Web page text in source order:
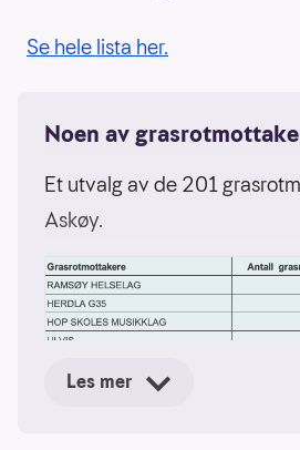
Se hele lista her.
Noen av
Et utvalg av de 201
Askøy.
Les mer